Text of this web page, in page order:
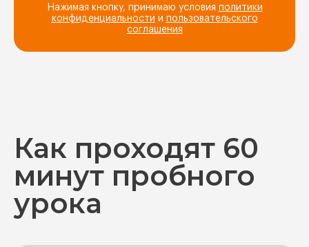
Нажимая кнопку, принимаю условия политики
конфиденциальности и пользовательского
соглашения
Как проходят 60
минут пробного
урока